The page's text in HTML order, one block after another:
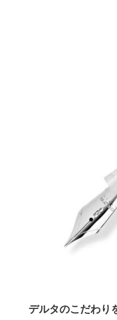
デルタのこだわり